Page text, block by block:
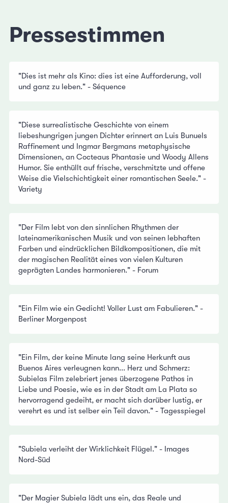
Pressestimmen
"Dies ist mehr als Kino: dies ist eine Aufforderung, voll
und ganz zu leben." - Séquence
"Diese surrealistische Geschichte von einem
liebeshungrigen jungen Dichter erinnert an Luis Bunuels
Raffinement und Ingmar Bergmans metaphysische
Dimensionen, an Cocteaus Phantasie und Woody Allens
Humor. Sie enthüllt auf frische, verschmitzte und offene
Weise die Vielschichtigkeit einer romantischen Seele." -
Variety
"Der Film lebt von den sinnlichen Rhythmen der
lateinamerikanischen Musik und von seinen lebhaften
Farben und eindrücklichen Bildkompositionen, die mit
der magischen Realität eines von vielen Kulturen
geprägten Landes harmonieren." - Forum
"Ein Film wie ein Gedicht! Voller Lust am Fabulieren." -
Berliner Morgenpost
"Ein Film, der keine Minute lang seine Herkunft aus
Buenos Aires verleugnen kann... Herz und Schmerz:
Subielas Film zelebriert jenes überzogene Pathos in
Liebe und Poesie, wie es in der Stadt am La Plata so
hervorragend gedeiht, er macht sich darüber lustig, er
verehrt es und ist selber ein Teil davon." - Tagesspiegel
"Subiela verleiht der Wirklichkeit Flügel." - Images
Nord-Süd
"Der Magier Subiela lädt uns ein, das Reale und